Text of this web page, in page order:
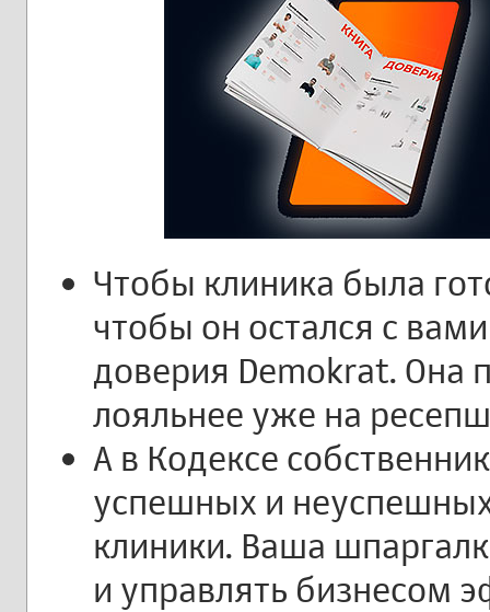
Чтобы клиника была
чтобы он остался с
доверия Demokrat. Она
лояльнее уже на
А в Кодексе
успешных и
клиники. Ваша
и управлять бизнесом